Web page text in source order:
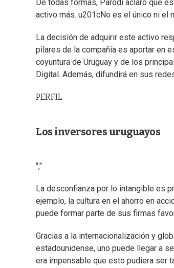
De todas formas, Parodi aclaró que
activo más. u201cNo es el único ni el
La decisión de adquirir este activo
pilares de la compañía es aportar en
coyuntura de Uruguay y de los
Digital. Además, difundirá en sus
PERFIL
Los inversores uruguayos
","
La desconfianza por lo intangible es
ejemplo, la cultura en el ahorro en
puede formar parte de sus firmas
Gracias a la internacionalización y
estadounidense, uno puede llegar a
era impensable que esto pudiera ser